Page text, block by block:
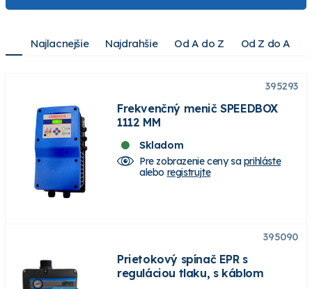
Najlacnejšie Najdrahšie Od A do Z Od Z do A
395293
Frekvenčný menič SPEEDBOX
1112 MM
Skladom
Pre zobrazenie ceny saprihláste
alebo registrujte
395090
Prietokový spínač EPR s
reguláciou tlaku, s káblom